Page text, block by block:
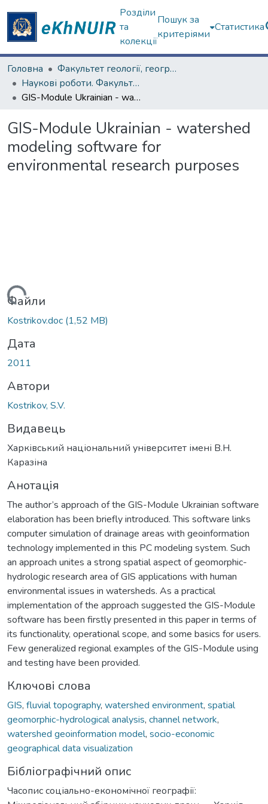
Розділи
та
колекції
Пошук за
критеріями
Статистика
Головна
Факультет геології, географіії, рекреації і туризму
Наукові роботи. Факультет геології, географіії, рекреації і туризму
GIS-Module Ukrainian - watershed modeling software for environmental research purposes
GIS-Module Ukrainian - watershed
modeling software for
environmental research purposes
Файли
Kostrikov.doc (1,52 MB)
Дата
2011
Автори
Kostrikov, S.V.
Видавець
Харківський національний університет імені В.Н.
Каразіна
Анотація
The author’s approach of the GIS-Module Ukrainian software
elaboration has been briefly introduced. This software links
computer simulation of drainage areas with geoinformation
technology implemented in this PC modeling system. Such
an approach unites a strong spatial aspect of geomorphic-
hydrologic research area of GIS applications with human
environmental issues in watersheds. As a practical
implementation of the approach suggested the GIS-Module
software has been firstly presented in this paper in terms of
its functionality, operational scope, and some basics for users.
Few generalized regional examples of the GIS-Module using
and testing have been provided.
Ключові слова
GIS, fluvial topography, watershed environment, spatial
geomorphic-hydrological analysis, channel network,
watershed geoinformation model, socio-economic
geographical data visualization
Бібліографічний опис
Часопис соціально-економічної географії: